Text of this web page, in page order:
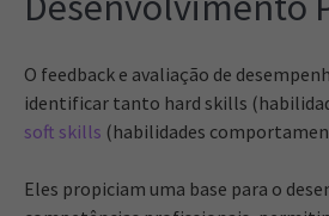
O feedback e avaliação de
identificar tanto hard skills
soft skills (habilidades
Eles propiciam uma base para o